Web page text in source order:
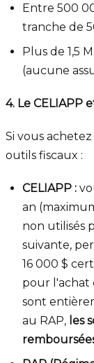
Entre 500
tranche de
Plus de 1,5
(aucune
4. Le CELIAPP
Si vous
outils fiscaux :
CELIAPP :
an
non utilisés
suivante,
16 000 $
pour l'achat
sont
au RAP, les